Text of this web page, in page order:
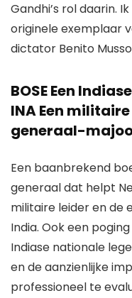
Gandhi’s rol daarin.
originele exemplaar
dictator Benito
BOSE Een
INA Een
generaal-
Een baanbrekend
generaal dat helpt
militaire leider en de
India. Ook een
Indiase nationale
en de aanzienlijke
professioneel te